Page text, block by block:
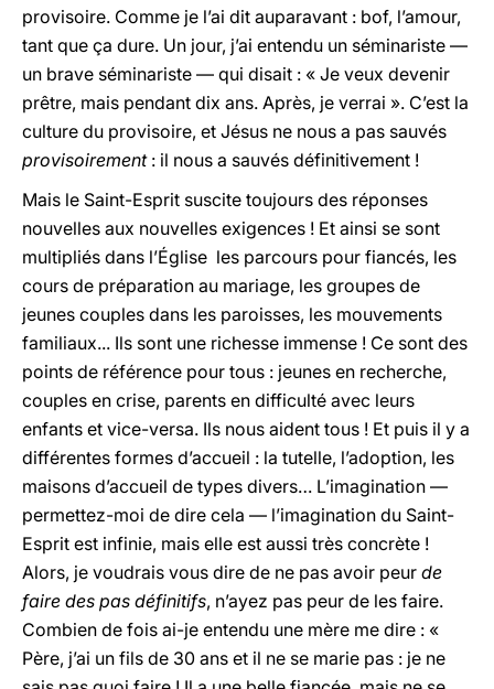
provisoire. Comme je l’ai dit auparavant : bof, l’amour,
tant que ça dure. Un jour, j’ai entendu un séminariste —
un brave séminariste — qui disait : « Je veux devenir
prêtre, mais pendant dix ans. Après, je verrai ». C’est la
culture du provisoire, et Jésus ne nous a pas sauvés
provisoirement: il nous a sauvés définitivement !
Mais le Saint-Esprit suscite toujours des réponses
nouvelles aux nouvelles exigences ! Et ainsi se sont
multipliés dans l’Église les parcours pour fiancés, les
cours de préparation au mariage, les groupes de
jeunes couples dans les paroisses, les mouvements
familiaux... Ils sont une richesse immense ! Ce sont des
points de référence pour tous : jeunes en recherche,
couples en crise, parents en difficulté avec leurs
enfants et vice-versa. Ils nous aident tous ! Et puis il y a
différentes formes d’accueil : la tutelle, l’adoption, les
maisons d’accueil de types divers… L’imagination —
permettez-moi de dire cela — l’imagination du Saint-
Esprit est infinie, mais elle est aussi très concrète !
Alors, je voudrais vous dire de ne pas avoir peur de
faire des pas définitifs, n’ayez pas peur de les faire.
Combien de fois ai-je entendu une mère me dire : «
Père, j’ai un fils de 30 ans et il ne se marie pas : je ne